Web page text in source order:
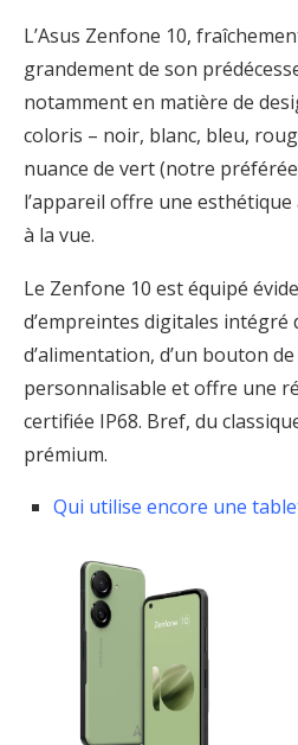
L’Asus Zenfone 10,
grandement de son
notamment en matière de
coloris – noir, blanc, bleu,
nuance de vert (notre
l’appareil offre une
à la vue.
Le Zenfone 10 est équipé
d’empreintes digitales intégré
d’alimentation, d’un bouton
personnalisable et offre une
certifiée IP68. Bref, du
prémium.
Qui utilise encore une